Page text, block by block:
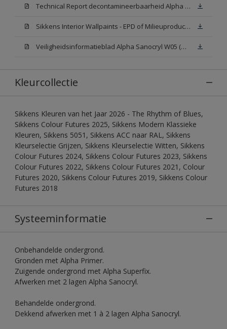
Technical Report decontamineerbaarheid Alpha Sanocryl
Sikkens Interior Wallpaints - EPD of Milieuproductverklaring
Veiligheidsinformatieblad Alpha Sanocryl W05 (MSDS)
Kleurcollectie
Sikkens Kleuren van het Jaar 2026 - The Rhythm of Blues,
Sikkens Colour Futures 2025, Sikkens Modern Klassieke
Kleuren, Sikkens 5051, Sikkens ACC naar RAL, Sikkens
Kleurselectie Grijzen, Sikkens Kleurselectie Witten, Sikkens
Colour Futures 2024, Sikkens Colour Futures 2023, Sikkens
Colour Futures 2022, Sikkens Colour Futures 2021, Colour
Futures 2020, Sikkens Colour Futures 2019, Sikkens Colour
Futures 2018
Systeeminformatie
Onbehandelde ondergrond.
Gronden met Alpha Primer.
Zuigende ondergrond met Alpha Superfix.
Afwerken met 2 lagen Alpha Sanocryl.
Behandelde ondergrond.
Dekkend afwerken met 1 à 2 lagen Alpha Sanocryl.